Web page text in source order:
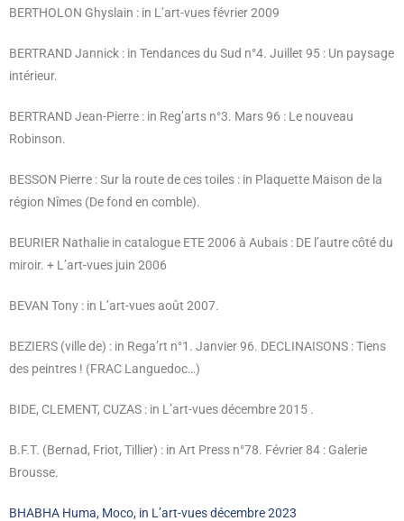
BERTHOLON Ghyslain : in L’art-vues février 2009
BERTRAND Jannick : in Tendances du Sud n°4. Juillet 95 : Un paysage
intérieur.
BERTRAND Jean-Pierre : in Reg’arts n°3. Mars 96 : Le nouveau
Robinson.
BESSON Pierre : Sur la route de ces toiles : in Plaquette Maison de la
région Nîmes (De fond en comble).
BEURIER Nathalie in catalogue ETE 2006 à Aubais : DE l’autre côté du
miroir. + L’art-vues juin 2006
BEVAN Tony : in L’art-vues août 2007.
BEZIERS (ville de) : in Rega’rt n°1. Janvier 96. DECLINAISONS : Tiens
des peintres ! (FRAC Languedoc…)
BIDE, CLEMENT, CUZAS : in L’art-vues décembre 2015 .
B.F.T. (Bernad, Friot, Tillier) : in Art Press n°78. Février 84 : Galerie
Brousse.
BHABHA Huma, Moco, in L’art-vues décembre 2023